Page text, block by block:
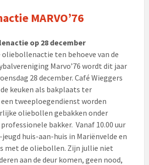
MARVO’76
op 28 december
ten behoeve van de
Marvo’76 wordt dit jaar
28 december. Café Wieggers
keuken als bakplaats ter
tweeploegendienst worden
oliebollen gebakken onder
bakker. Vanaf 10.00 uur
huis-aan-huis in Mariënvelde en
met de oliebollen. Zijn jullie niet
aan de deur komen, geen nood,